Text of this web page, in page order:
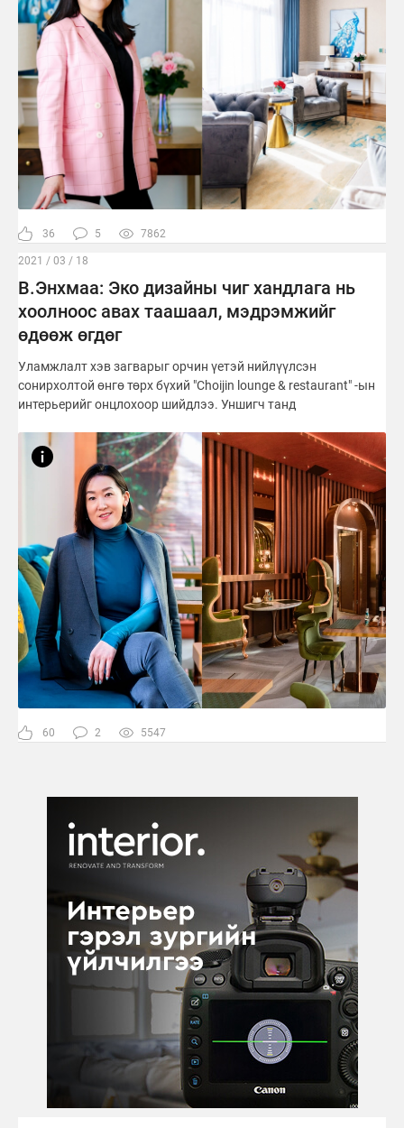
36 5 7862
2021 / 03 / 18
В.Энхмаа: Эко дизайны чиг хандлага нь
хоолноос авах таашаал, мэдрэмжийг
өдөөж өгдөг
Уламжлалт хэв загварыг орчин үетэй нийлүүлсэн
сонирхолтой өнгө төрх бүхий "Choijin lounge & restaurant" -ын
интерьерийг онцлохоор шийдлээ. Уншигч танд
60 2 5547